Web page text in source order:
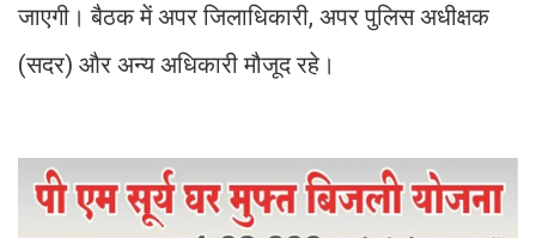
जाएगी। बैठक में अपर जिलाधिकारी, अपर पुलिस अधीक्षक
(सदर) और अन्य अधिकारी मौजूद रहे।